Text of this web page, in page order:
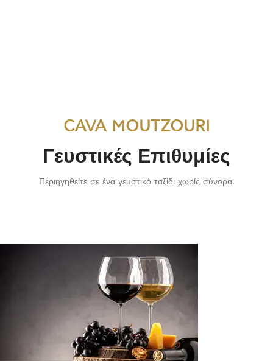
CAVA MOUTZOURI
Γευστικές Επιθυμίες
Περιηγηθείτε σε ένα γευστικό ταξίδι χωρίς σύνορα.